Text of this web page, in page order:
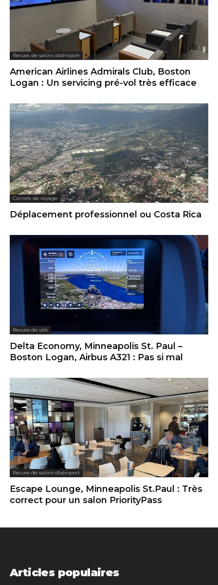
Revues de salons d'aéroport
American Airlines Admirals Club, Boston
Logan : Un servicing pré-vol très efficace
Carnets de voyage
Déplacement professionnel ou Costa Rica
Revues de vols
Delta Economy, Minneapolis St. Paul –
Boston Logan, Airbus A321 : Pas si mal
Revues de salons d'aéroport
Escape Lounge, Minneapolis St.Paul : Très
correct pour un salon PriorityPass
Articles populaires